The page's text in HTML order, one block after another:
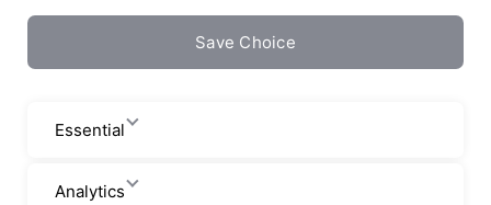
Save Choice
Essential
Analytics